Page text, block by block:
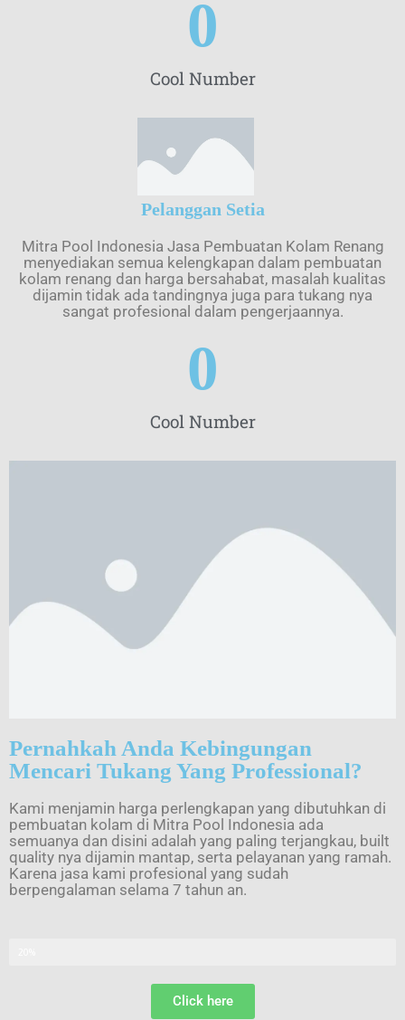
Cool Number
0
Pelanggan Setia
Mitra Pool Indonesia Jasa Pembuatan Kolam Renang
menyediakan semua kelengkapan dalam pembuatan
kolam renang dan harga bersahabat, masalah kualitas
dijamin tidak ada tandingnya juga para tukang nya
sangat profesional dalam pengerjaannya.
Cool Number
0
Pernahkah Anda Kebingungan
Mencari Tukang Yang Professional?
Kami menjamin harga perlengkapan yang dibutuhkan di
pembuatan kolam di Mitra Pool Indonesia ada
semuanya dan disini adalah yang paling terjangkau, built
quality nya dijamin mantap, serta pelayanan yang ramah.
Karena jasa kami profesional yang sudah
berpengalaman selama 7 tahun an.
Click here